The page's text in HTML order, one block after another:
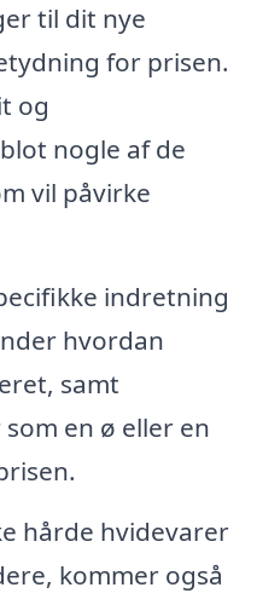
til dit nye
for prisen.
og
nogle af de
vil påvirke
indretning
hvordan
samt
en ø eller en
hårde hvidevarer
kommer også